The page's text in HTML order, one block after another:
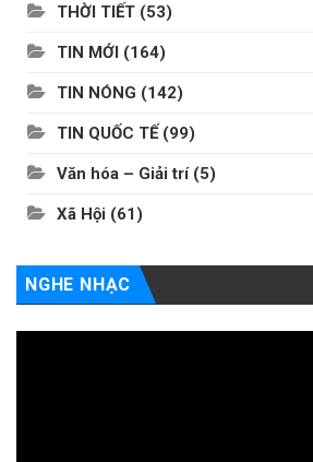
THỜI TIẾT (53)
TIN MỚI (164)
TIN NÓNG (142)
TIN QUỐC TẾ (99)
Văn hóa – Giải trí(5)
Xã Hội (61)
NGHE NHẠC